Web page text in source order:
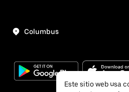
Columbus
Este sitio web usa